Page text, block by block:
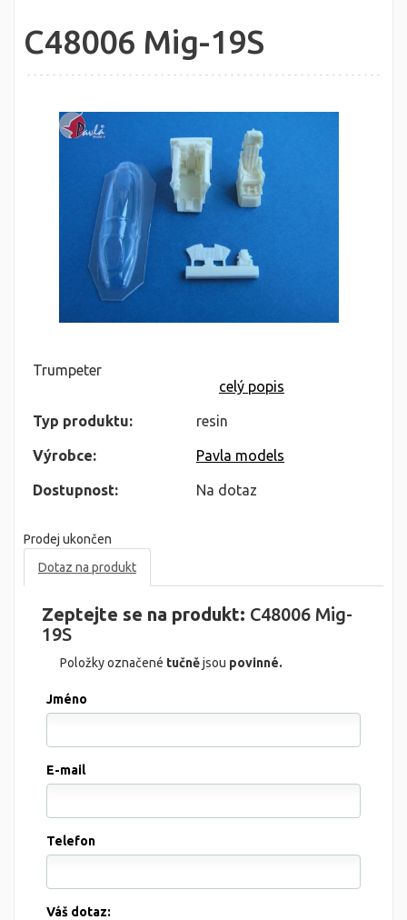
C48006 Mig-19S
Trumpeter
celý popis
Typ produktu: resin
Výrobce: Pavla models
Dostupnost: Na dotaz
Prodej ukončen
Dotaz na produkt
Zeptejte se na produkt: C48006 Mig-
19S
Položky označené tučnějsou povinné.
Jméno
E-mail
Telefon
Váš dotaz: